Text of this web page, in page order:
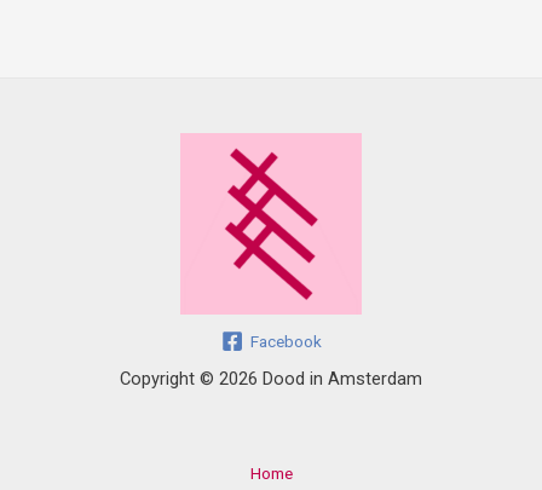
Facebook
Copyright © 2026 Dood in Amsterdam
Home